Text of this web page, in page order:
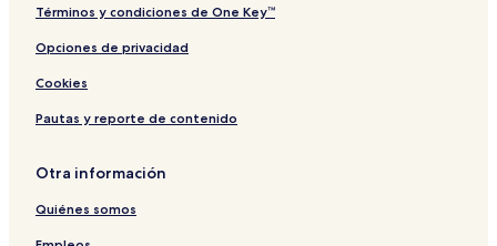
Términos y condiciones de One Key™
Opciones de privacidad
Cookies
Pautas y reporte de contenido
Otra información
Quiénes somos